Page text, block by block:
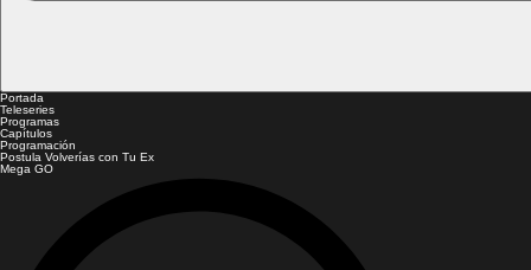
Portada
Teleseries
Programas
Capítulos
Programación
Postula Volverías con Tu Ex
Mega GO